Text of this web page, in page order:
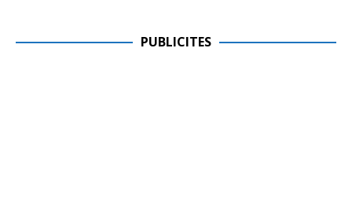
PUBLICITES